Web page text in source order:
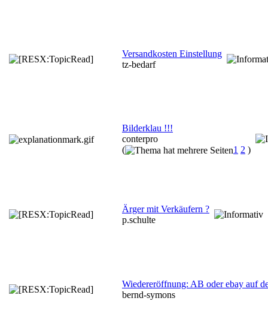
Versandkosten Einstellung
tz-bedarf
Bilderklau !!!
conterpro
(
1 2 )
Ärger mit Verkäufern ?
p.schulte
Wiedereröffnung: AB oder ebay auf
bernd-symons